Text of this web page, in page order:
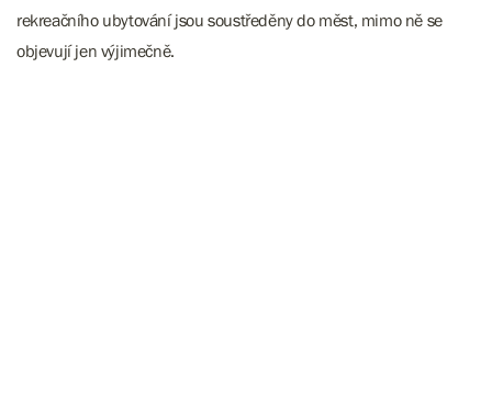
rekreačního ubytování jsou soustředěny do měst, mimo ně se
objevují jen výjimečně.